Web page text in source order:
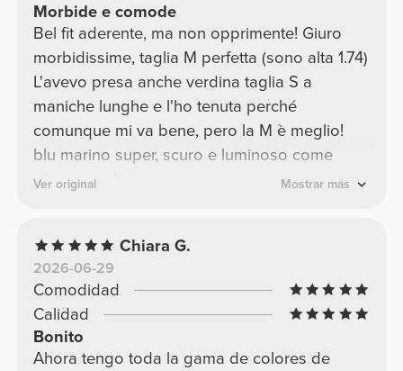
Morbide e comode
Bel fit aderente, ma non opprimente! Giuro
morbidissime, taglia M perfetta (sono alta 1.74)
L'avevo presa anche verdina taglia S a
maniche lunghe e l'ho tenuta perché
comunque mi va bene, pero la M è meglio!
blu marino super, scuro e luminoso come
piace a me!
Ver original Mostrar más
Chiara G.
2026-06-29
Comodidad
Calidad
Bonito
Ahora tengo toda la gama de colores de